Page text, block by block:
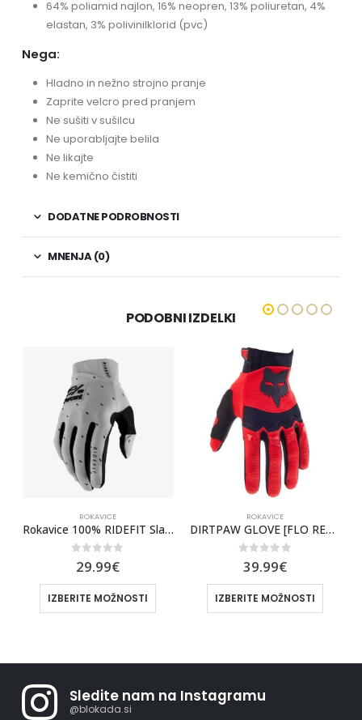
64% poliamid najlon, 16% neopren, 13% poliuretan, 4%
elastan, 3% polivinilklorid (pvc)
Nega:
Hladno in nežno strojno pranje
Zaprite velcro pred pranjem
Ne sušiti v sušilcu
Ne uporabljajte belila
Ne likajte
Ne kemično čistiti
DODATNE PODROBNOSTI
MNENJA (0)
PODOBNI IZDELKI
ROKAVICE
Rokavice 100% RIDEFIT Slasher
0out of 5
29.99€
IZBERITE MOŽNOSTI
ROKAVICE
DIRTPAW GLOVE [FLO RED] MX
0out of 5
39.99€
IZBERITE MOŽNOSTI
Sledite nam na Instagramu
@blokada.si